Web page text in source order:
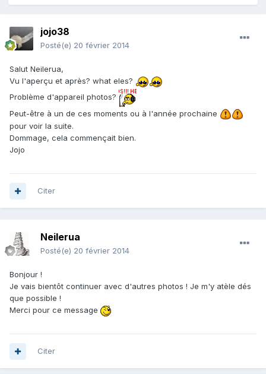
jojo38
Posté(e) 20 février 2014
Salut Neilerua,
Vu l'aperçu et après? what eles?
Problème d'appareil photos?
Peut-être à un de ces moments ou à l'année prochaine
pour voir la suite.
Dommage, cela commençait bien.
Jojo
Citer
Neilerua
Posté(e) 20 février 2014
Bonjour !
Je vais bientôt continuer avec d'autres photos ! Je m'y atèle dés
que possible !
Merci pour ce message
Citer